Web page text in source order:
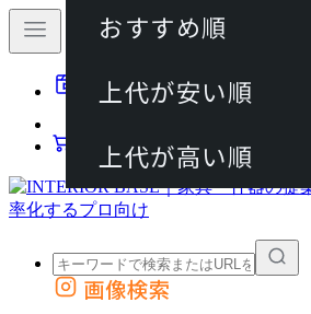
動画マニュアル
カート
外部サイトの商品をカートに追加
画像検索
おすすめ順
上代が安い順
上代が高い順